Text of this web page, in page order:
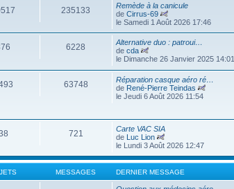
235133
Remède à la canicule
deCirrus-69
le Samedi 1 Août 2026 17:46
6228
Alternative duo : patroui…
decda
le Dimanche 26 Janvier 2025 14:01
63748
Réparation casque aéro ré…
de René-Pierre Teindas
le Jeudi 6 Août 2026 11:54
721
Carte VAC SIA
de Luc Lion
le Lundi 3 Août 2026 12:47
MESSAGES DERNIER MESSAGE